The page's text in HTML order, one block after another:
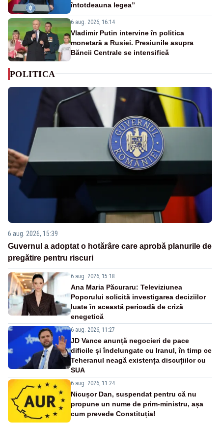
întotdeauna legea”
6 aug. 2026, 16:14
Vladimir Putin intervine în politica
monetară a Rusiei. Presiunile asupra
Băncii Centrale se intensifică
POLITICA
6 aug. 2026, 15:39
Guvernul a adoptat o hotărâre care aprobă planurile de
pregătire pentru riscuri
6 aug. 2026, 15:18
Ana Maria Păcuraru: Televiziunea
Poporului solicită investigarea deciziilor
luate în această perioadă de criză
enegetică
6 aug. 2026, 11:27
JD Vance anunță negocieri de pace
dificile și îndelungate cu Iranul, în timp ce
Teheranul neagă existența discuțiilor cu
SUA
6 aug. 2026, 11:24
Nicușor Dan, suspendat pentru că nu
propune un nume de prim-ministru, așa
cum prevede Constituția!